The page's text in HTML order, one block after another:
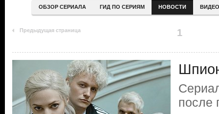
ОБЗОР СЕРИАЛА ГИД ПО СЕРИЯМ НОВОСТИ ВИДЕО
Предыдущая страница 1
после